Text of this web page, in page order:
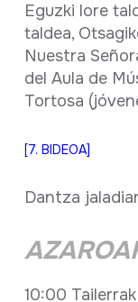
Eguzki lore
taldea,
Nuestra
del Aula de
Tortosa
[7. BIDEOA]
Dantza
10:00